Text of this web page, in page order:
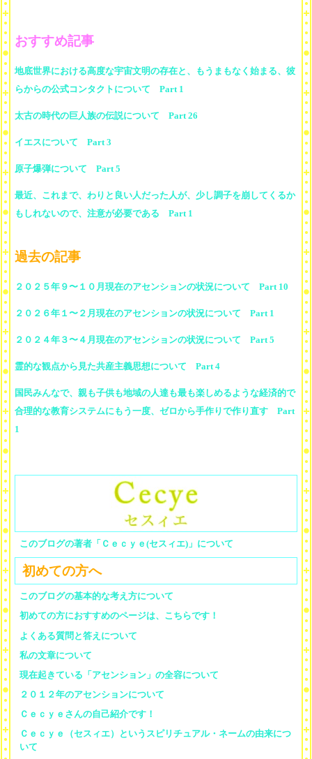
おすすめ記事
地底世界における高度な宇宙文明の存在と、もうまもなく始まる、彼
らからの公式コンタクトについて Part 1
太古の時代の巨人族の伝説について Part 26
イエスについて Part 3
原子爆弾について Part 5
最近、これまで、わりと良い人だった人が、少し調子を崩してくるか
もしれないので、注意が必要である Part 1
過去の記事
２０２５年９〜１０月現在のアセンションの状況について Part 10
２０２６年１〜２月現在のアセンションの状況について Part 1
２０２４年３〜４月現在のアセンションの状況について Part 5
霊的な観点から見た共産主義思想について Part 4
国民みんなで、親も子供も地域の人達も最も楽しめるような経済的で
合理的な教育システムにもう一度、ゼロから手作りで作り直す Part
1
このブログの著者「Ｃｅｃｙｅ(セスィエ)」について
初めての方へ
このブログの基本的な考え方について
初めての方におすすめのページは、こちらです！
よくある質問と答えについて
私の文章について
現在起きている「アセンション」の全容について
２０１２年のアセンションについて
Ｃｅｃｙｅさんの自己紹介です！
Ｃｅｃｙｅ（セスィエ）というスピリチュアル・ネームの由来につ
いて